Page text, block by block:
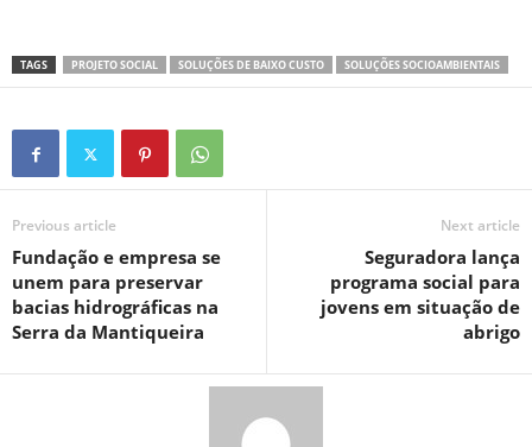
TAGS PROJETO SOCIAL SOLUÇÕES DE BAIXO CUSTO SOLUÇÕES SOCIOAMBIENTAIS
Previous article
Fundação e empresa se
unem para preservar
bacias hidrográficas na
Serra da Mantiqueira
Next article
Seguradora lança
programa social para
jovens em situação de
abrigo